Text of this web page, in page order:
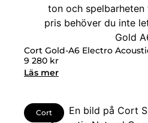
Cort Gold-A6 Electro
9 280 kr
Läs mer
Cort